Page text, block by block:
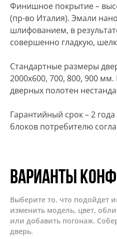
Финишное покрытие –
(пр-во Италия). Эмали
шлифованием, в
совершенно гладкую,
Стандартные размеры
2000х600, 700, 800, 900
дверных полотен
Гарантийный срок – 2
блоков потребителю
Варианты
Выберите то, что подойдет
изменить модель, цвет,
или добавить погонаж.
дверь.